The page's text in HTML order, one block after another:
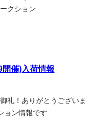
クション…
催)入荷情報
礼！ありがとうございま
ン情報です…